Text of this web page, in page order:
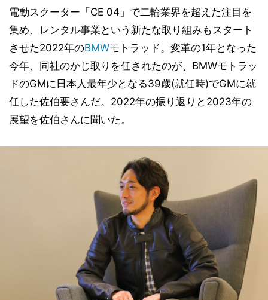
電動スクーター「CE 04」で二輪業界を超えた注目を
集め、レンタル事業という新たな取り組みもスタート
させた2022年のBMWモトラッド。変革の1年となった
今年、同社のかじ取りを任されたのが、BMWモトラッ
ドのGMに日本人最年少となる39歳(就任時)でGMに就
任した佐伯要さんだ。2022年の振り返りと2023年の
展望を佐伯さんに聞いた。